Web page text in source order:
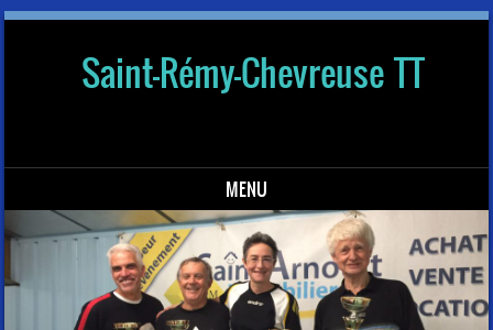
Saint-Rémy-Chevreuse TT
MENU
Skip to content